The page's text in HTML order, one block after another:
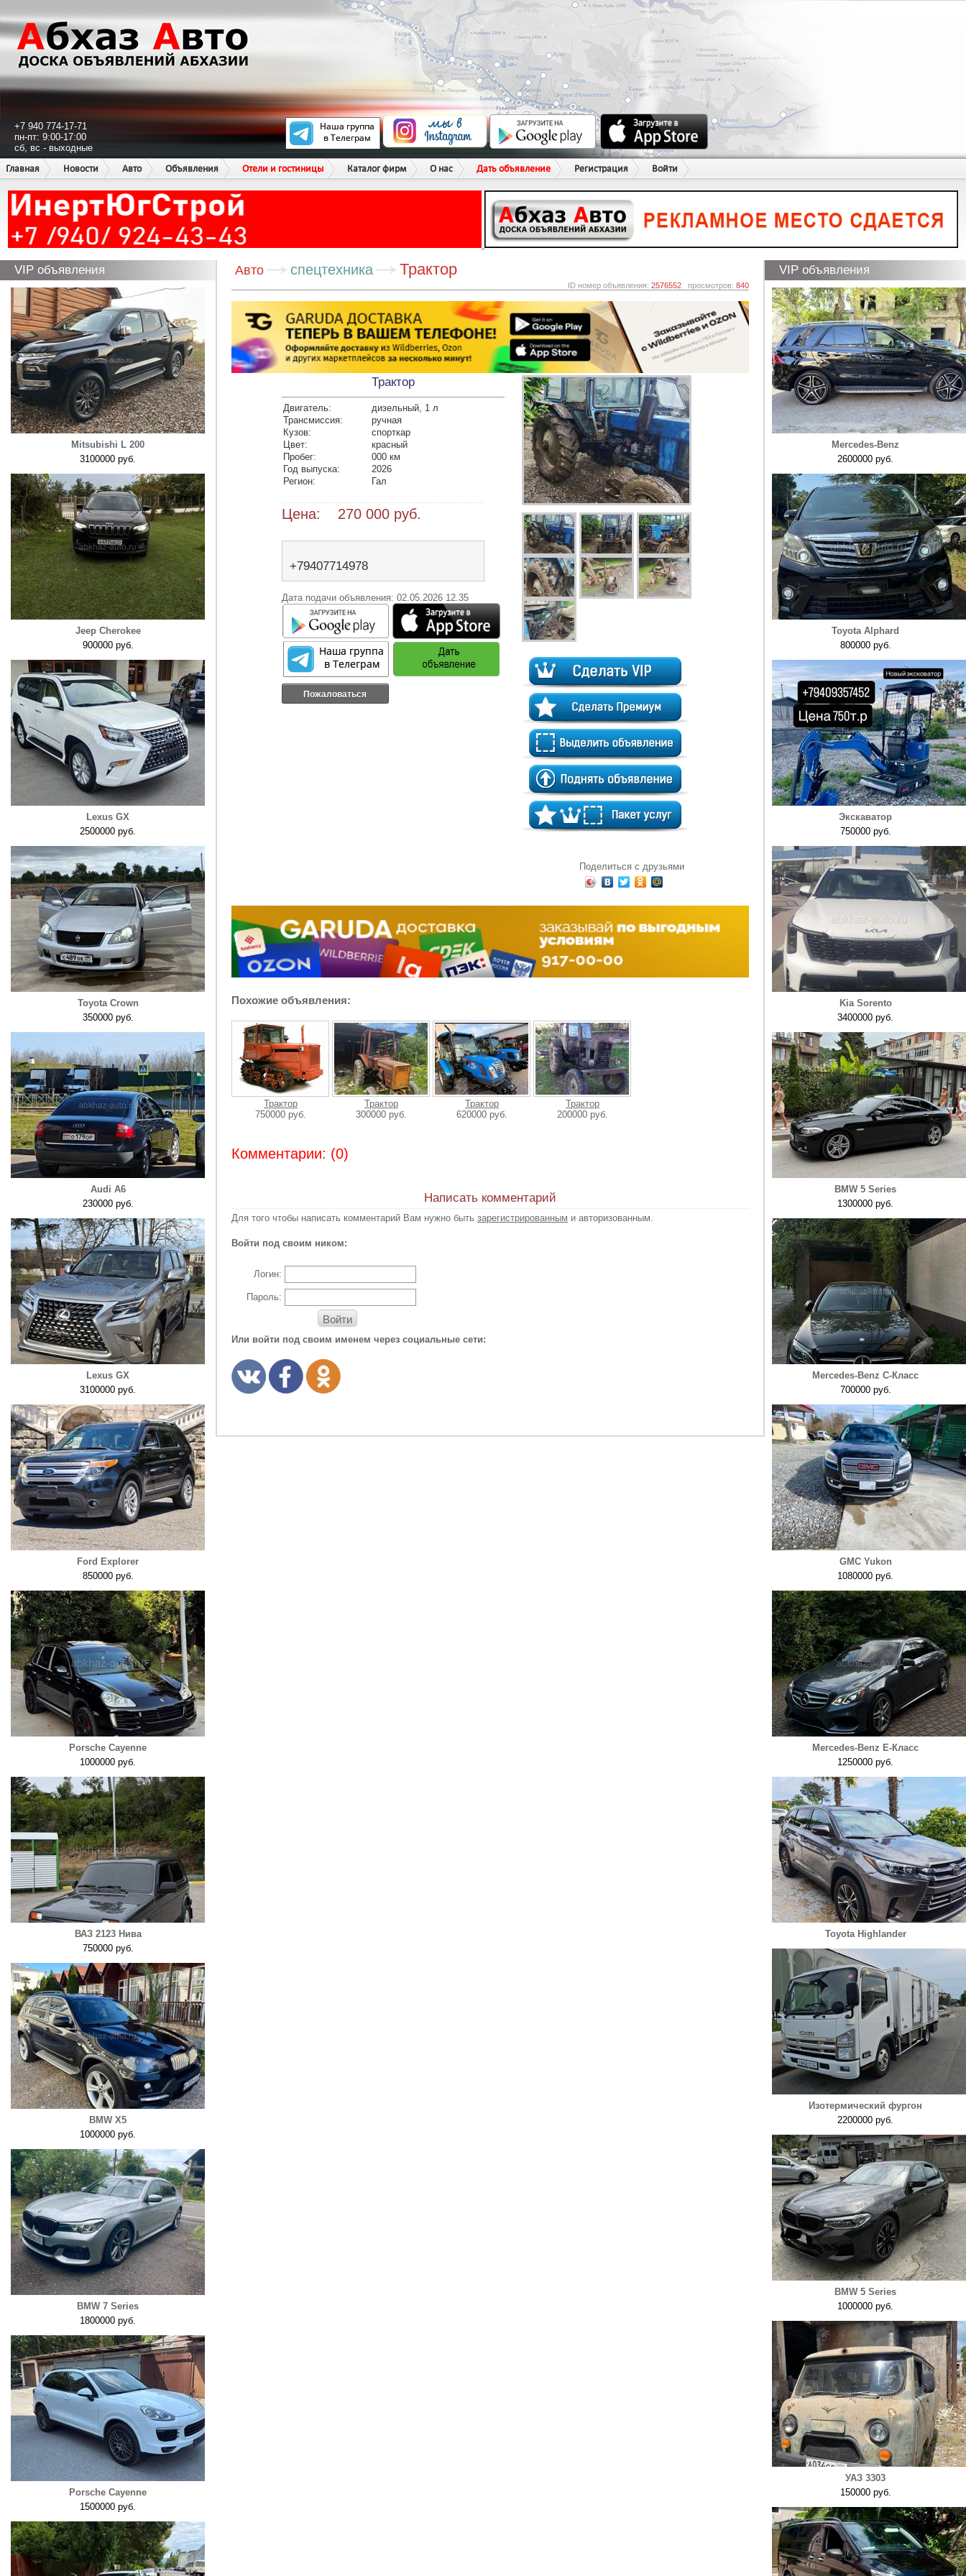
+7 940 774-17-71
пн-пт: 9:00-17:00
сб, вс - выходные
Главная
Новости Авто Объявления Отели и гостиницы Каталог фирм О нас Дать объявление Регистрация Войти
VIP объявления
Mitsubishi L 200
3100000 руб.
Jeep Cherokee
900000 руб.
Lexus GX
2500000 руб.
Toyota Crown
350000 руб.
Audi A6
230000 руб.
Lexus GX
3100000 руб.
Ford Explorer
850000 руб.
Porsche Cayenne
1000000 руб.
ВАЗ 2123 Нива
750000 руб.
BMW X5
1000000 руб.
BMW 7 Series
1800000 руб.
Porsche Cayenne
1500000 руб.
Авто спецтехника Трактор
ID номер объявления: 2576552 просмотров: 840
Трактор
Двигатель:
дизельный, 1 л
Трансмиссия:
ручная
Кузов:
спорткар
Цвет:
красный
Пробег:
000 км
Год выпуска:
2026
Регион:
Гал
Цена: 270 000 руб.
+79407714978
Дата подачи объявления: 02.05.2026 12.35
Пожаловаться
Поделиться с друзьями
Похожие объявления:
Трактор
750000 руб.
Трактор
300000 руб.
Трактор
620000 руб.
Трактор
200000 руб.
Комментарии: (0)
Написать комментарий
Для того чтобы написать комментарий Вам нужно быть зарегистрированным и авторизованным.
Войти под своим ником:
Логин:
Пароль:
Войти
Или войти под своим именем через социальные сети:
VIP объявления
Mercedes-Benz
2600000 руб.
Toyota Alphard
800000 руб.
Экскаватор
750000 руб.
Kia Sorento
3400000 руб.
BMW 5 Series
1300000 руб.
Mercedes-Benz C-Класс
700000 руб.
GMC Yukon
1080000 руб.
Mercedes-Benz E-Класс
1250000 руб.
Toyota Highlander
Изотермический фургон
2200000 руб.
BMW 5 Series
1000000 руб.
УАЗ 3303
150000 руб.